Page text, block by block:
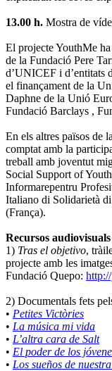
13.00 h. Mostra de
El projecte YouthMe
de la Fundació Pere
d’UNICEF i d’entitats
el finançament de la
Daphne de la Unió
Fundació Barclays ,
En els altres països de
comptat amb la
treball amb joventut
Social Support of
Informarepentru
Italiano di Solidarietà
(França).
Recursos audiovisuals
1) Tras el objetivo,
projecte amb les
Fundació Quepo:
2) Documentals fets
• Petites Victòries
• La música mi vida
• L’altra cara de Salt
• El poder de los
• Los sueños de